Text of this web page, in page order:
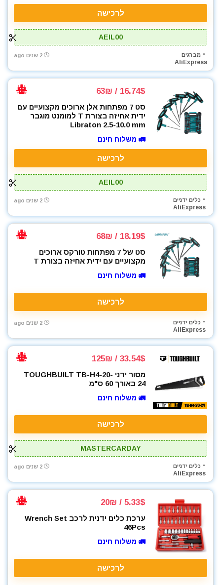
לרכישה
AEIL00
מברגים
AliExpress
2 שנים ago
16.74$ / 63₪
סט 7 מפתחות אלן ארוכים מקצועיים עם
ידית אחיזה בצורת T למומנט מוגבר
Libraton 2.5-10.0 mm
🚛 משלוח חינם
לרכישה
AEIL00
כלים ידניים
AliExpress
2 שנים ago
18.19$ / 68₪
סט של 7 מפתחות טורקס ארוכים
מקצועיים עם ידית אחיזה בצורת T
🚛 משלוח חינם
לרכישה
כלים ידניים
AliExpress
2 שנים ago
33.54$ / 125₪
מסור ידני TOUGHBUILT TB-H4-20-
24 באורך 60 ס"מ
🚛 משלוח חינם
לרכישה
MASTERCARDAY
כלים ידניים
AliExpress
2 שנים ago
5.33$ / 20₪
ערכת כלים ידנית לרכב Wrench Set
46Pcs
🚛 משלוח חינם
לרכישה